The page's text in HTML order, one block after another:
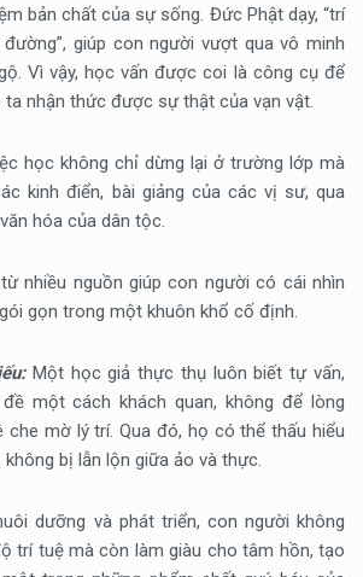
bản chất của sự sống. Đức Phật dạy, “trí
giúp con người vượt qua vô minh
Vì vậy, học vấn được coi là công cụ để
ta nhận thức được sự thật của vạn vật.
học không chỉ dừng lại ở trường lớp mà
kinh điển, bài giảng của các vị sư, qua
hóa của dân tộc.
nhiều nguồn giúp con người có cái nhìn
gọn trong một khuôn khổ cố định.
Một học giả thực thụ luôn biết tự vấn,
một cách khách quan, không để lòng
che mờ lý trí. Qua đó, họ có thể thấu hiểu
bị lẫn lộn giữa ảo và thực.
dưỡng và phát triển, con người không
trí tuệ mà còn làm giàu cho tâm hồn, tạo